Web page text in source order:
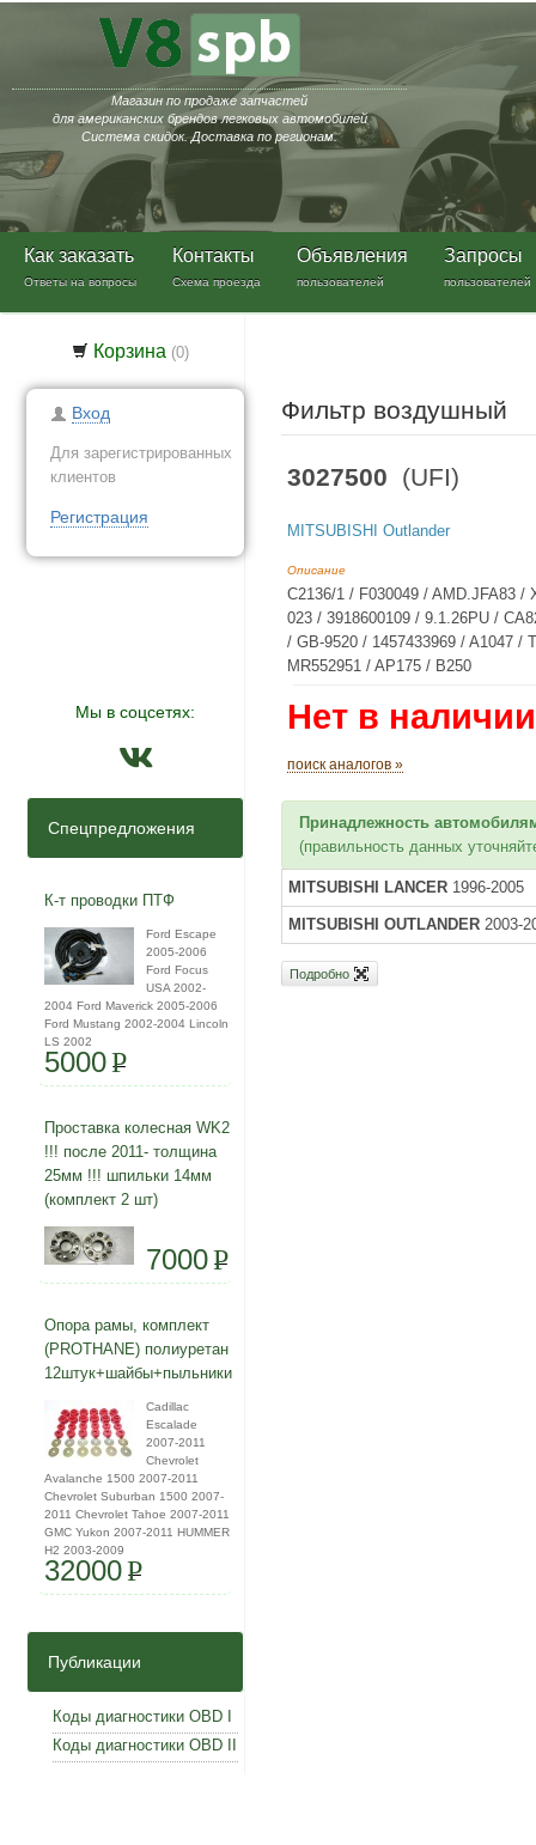
Магазин по продаже запчастей
для американских брендов легковых автомобилей
Система скидок. Доставка по регионам.
Как заказать
Ответы на вопросы
Контакты
Схема проезда
Объявления
пользователей
Запросы
пользователей
Корзина (0)
Вход
Для зарегистрированных
клиентов
Регистрация
Мы в соцсетях:
Спецпредложения
К-т проводки ПТФ
Ford Escape
2005-2006
Ford Focus
USA 2002-
2004 Ford Maverick 2005-2006
Ford Mustang 2002-2004 Lincoln
LS 2002
5000P
Проставка колесная WK2
!!! после 2011- толщина
25мм !!! шпильки 14мм
(комплект 2 шт)
7000P
Опора рамы, комплект
(PROTHANE) полиуретан
12штук+шайбы+пыльники
Cadillac
Escalade
2007-2011
Chevrolet
Avalanche 1500 2007-2011
Chevrolet Suburban 1500 2007-
2011 Chevrolet Tahoe 2007-2011
GMC Yukon 2007-2011 HUMMER
H2 2003-2009
32000P
Публикации
Коды диагностики OBD I
Коды диагностики OBD II
Фильтр воздушный
3027500 (UFI)
MITSUBISHI Outlander
Описание
C2136/1 / F030049 / AMD.JFA83 /
023 / 3918600109 / 9.1.26PU /
/ GB-9520 / 1457433969 / A1047 /
MR552951 / AP175 / B250
Нет в наличии
поиск аналогов »
Принадлежность
(правильность данных
MITSUBISHI LANCER 1996-2005
MITSUBISHI OUTLANDER 2003-
Подробно